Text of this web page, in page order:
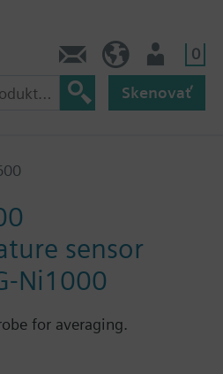
0
Skenovať
sensor
Ni1000
for averaging.